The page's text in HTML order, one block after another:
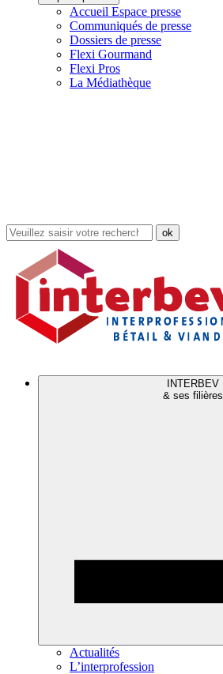
Accueil Espace presse
Communiqués de presse
Dossiers de presse
Flexi Gourmand
Flexi Pros
La Médiathèque
Rechercher
dans
site
INTERBEV
& ses filières
Actualités
L’interprofession